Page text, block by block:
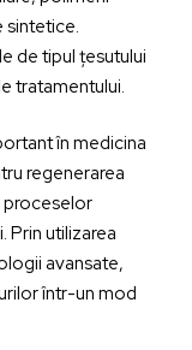
sintetice.
de tipul țesutului
tratamentului.
în medicina
regenerarea
proceselor
Prin utilizarea
avansate,
într-un mod